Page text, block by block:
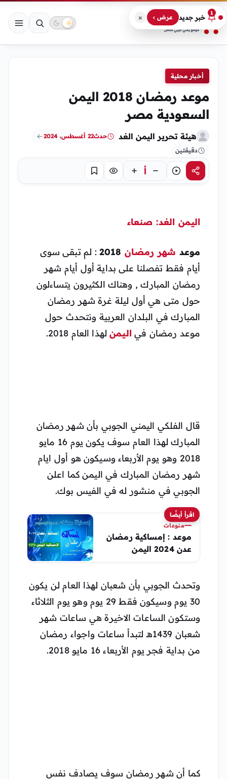
أخبار محلية
موعد رمضان 2018 اليمن
السعودية مصر
هيئة تحرير اليمن الغد حدث22 أغسطس، 2024
دقيقتين
مشاركةاستماع أ تركيز حفظ
اليمن الغد: صنعاء
موعد شهر رمضان2018
: لم تبقى سوى
أيام فقط تفصلنا على بداية أول أيام شهر
رمضان المبارك , وهناك الكثيرون يتساءلون
حول متى هي أول ليلة غرة شهر رمضان
المبارك في البلدان العربية ونتحدث حول
موعد رمضان في اليمنلهذا العام 2018.
قال الفلكي اليمني الجوبي بأن شهر رمضان
المبارك لهذا العام سوف يكون يوم 16 مايو
2018 وهو يوم الأربعاء وسيكون هو أول ايام
شهر رمضان المبارك في اليمن كما اعلن
الجوبي في منشور له في الفيس بوك.
اقرأ أيضًا
منوعات
موعد : إمساكية رمضان
عدن 2024 اليمن
وتحدث الجوبي بأن شعبان لهذا العام لن يكون
30 يوم وسيكون فقط 29 يوم وهو يوم الثلاثاء
وستكون الساعات الاخيرة هي ساعات شهر
شعبان 1439هـ لتبدأ ساعات واجواء رمضان
من بداية فجر يوم الأربعاء 16 مايو 2018.
كما أن شهر رمضان سوف يصادف نفس
1
خبر جديد عرض › ×